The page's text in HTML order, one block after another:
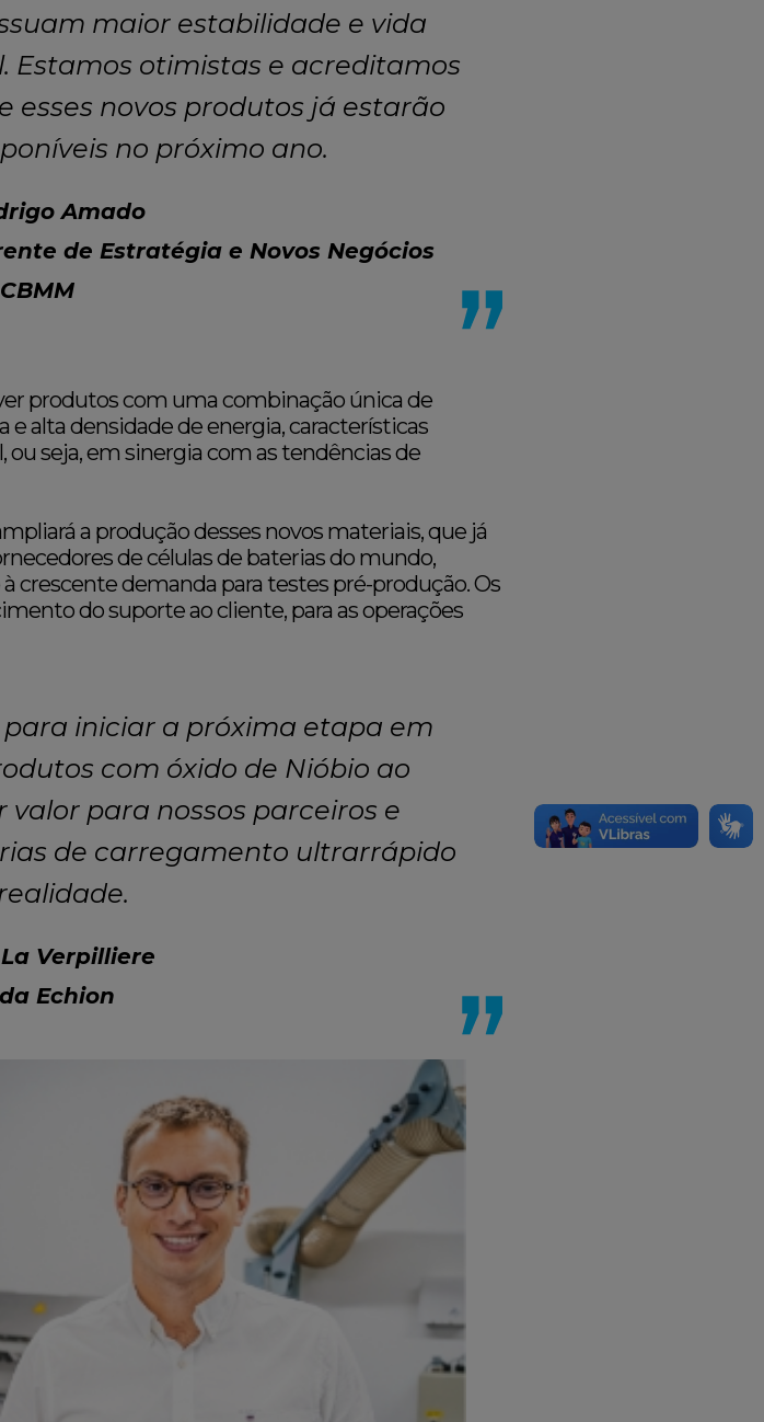
maior estabilidade e vida
Estamos otimistas e acreditamos
esses novos produtos já estarão
no próximo ano.
Amado
de Estratégia e Novos Negócios
produtos com uma combinação única de
alta densidade de energia, características
seja, em sinergia com as tendências de
a produção desses novos materiais, que já
de células de baterias do mundo,
demanda para testes pré-produção. Os
do suporte ao cliente, para as operações
iniciar a próxima etapa em
com óxido de Nióbio ao
para nossos parceiros e
de carregamento ultrarrápido
Verpilliere
Echion